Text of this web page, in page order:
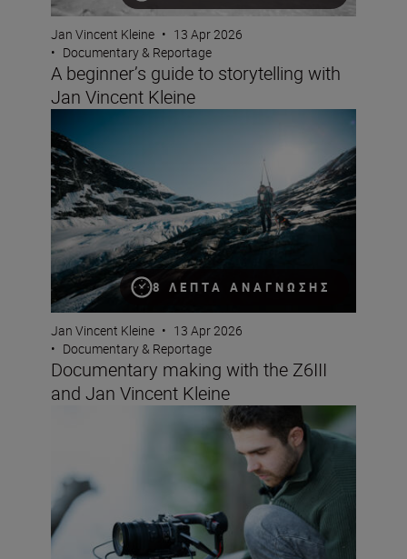
Jan Vincent Kleine • 13 Apr 2026
• Documentary & Reportage
A beginner’s guide to storytelling with
Jan Vincent Kleine
8 ΛΕΠΤΆ ΑΝΆΓΝΩΣΗΣ
Documentary making with the Z6III and Jan Vincent
Jan Vincent Kleine • 13 Apr 2026
• Documentary & Reportage
Documentary making with the Z6III
and Jan Vincent Kleine
The best lenses for reportage video with the Nikon ZR